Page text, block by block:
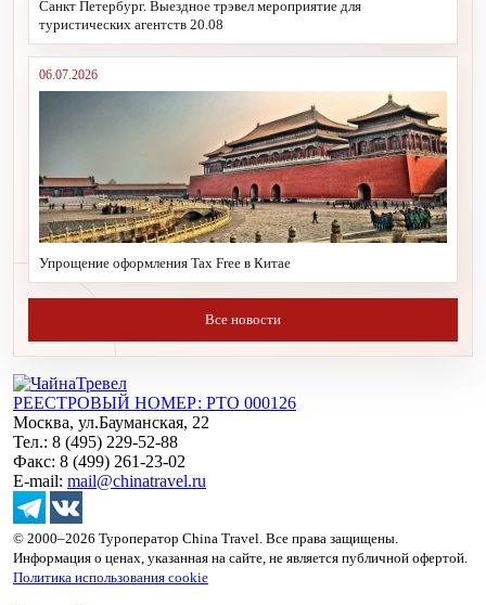
Санкт Петербург. Выездное трэвел мероприятие для
туристических агентств 20.08
06.07.2026
Упрощение оформления Tax Free в Китае
Все новости
РЕЕСТРОВЫЙ НОМЕР: РТО 000126
Москва, ул.Бауманская, 22
Тел.: 8 (495) 229-52-88
Факс: 8 (499) 261-23-02
E-mail: mail@chinatravel.ru
© 2000–2026 Туроператор China Travel. Все права защищены.
Информация о ценах, указанная на сайте, не является публичной офертой.
Политика использования cookie